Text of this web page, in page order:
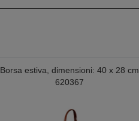
Borsa estiva, dimensioni: 40 x 28 cm
620367